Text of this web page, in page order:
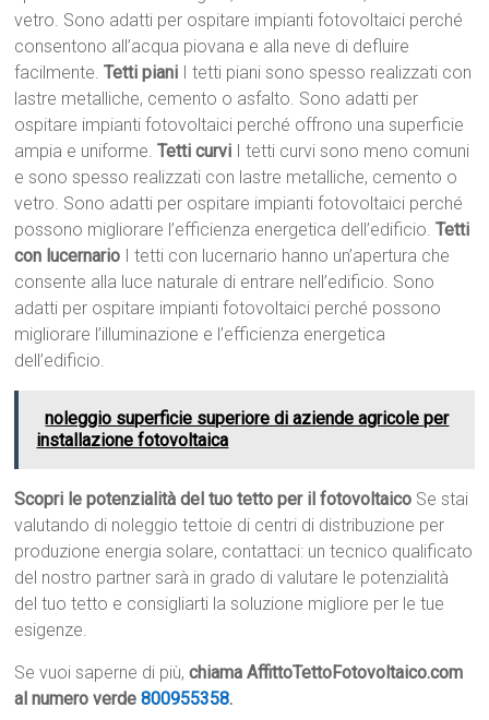
vetro. Sono adatti per ospitare impianti fotovoltaici perché
consentono all’acqua piovana e alla neve di defluire
facilmente.Tetti piani I tetti piani sono spesso realizzati con
lastre metalliche, cemento o asfalto. Sono adatti per
ospitare impianti fotovoltaici perché offrono una superficie
ampia e uniforme.Tetti curvi I tetti curvi sono meno comuni
e sono spesso realizzati con lastre metalliche, cemento o
vetro. Sono adatti per ospitare impianti fotovoltaici perché
possono migliorare l’efficienza energetica dell’edificio.Tetti
con lucernario I tetti con lucernario hanno un’apertura che
consente alla luce naturale di entrare nell’edificio. Sono
adatti per ospitare impianti fotovoltaici perché possono
migliorare l’illuminazione e l’efficienza energetica
dell’edificio.
noleggio superficie superiore di aziende agricole per
installazione fotovoltaica
Scopri le potenzialità del tuo tetto per il fotovoltaico Se stai
valutando di noleggio tettoie di centri di distribuzione per
produzione energia solare, contattaci: un tecnico qualificato
del nostro partner sarà in grado di valutare le potenzialità
del tuo tetto e consigliarti la soluzione migliore per le tue
esigenze.
Se vuoi saperne di più,chiama AffittoTettoFotovoltaico.com
al numero verde800955358.